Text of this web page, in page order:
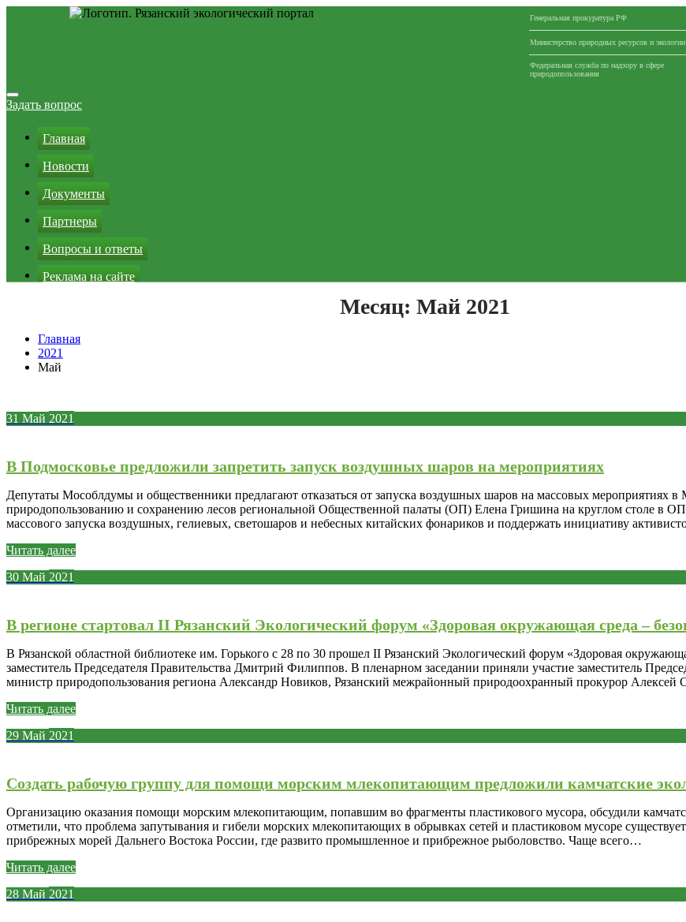
Генеральная прокуратура РФ
Министерство природных ресурсов и
Федеральная служба по надзору в сфере
природопользования
Перейти
к
Задать вопрос
Главная
Новости
Документы
Партнеры
Вопросы и ответы
Реклама на сайте
Месяц:Май 2021
Главная
2021
Май
31 Май 2021
В Подмосковье предложили запретить запуск воздушных шаров на мероприятиях
Депутаты Мособлдумы и общественники предлагают отказаться от запуска воздушных шаров на массовых мероприятиях в
природопользованию и сохранению лесов региональной Общественной палаты (ОП) Елена Гришина на круглом столе в
массового запуска воздушных, гелиевых, светошаров и небесных китайских фонариков и поддержать инициативу
Читать далее
30 Май 2021
В регионе стартовал II Рязанский Экологический форум «Здоровая окружающая среда –
В Рязанской областной библиотеке им. Горького с 28 по 30 прошел II Рязанский Экологический форум «Здоровая
заместитель Председателя Правительства Дмитрий Филиппов. В пленарном заседании приняли участие заместитель
министр природопользования региона Александр Новиков, Рязанский межрайонный природоохранный прокурор
Читать далее
29 Май 2021
Создать рабочую группу для помощи морским млекопитающим предложили камчатские
Организацию оказания помощи морским млекопитающим, попавшим во фрагменты пластикового мусора, обсудили
отметили, что проблема запутывания и гибели морских млекопитающих в обрывках сетей и пластиковом мусоре
прибрежных морей Дальнего Востока России, где развито промышленное и прибрежное рыболовство. Чаще всего…
Читать далее
28 Май 2021